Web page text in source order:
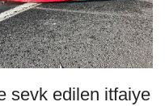
sevk edilen itfaiye